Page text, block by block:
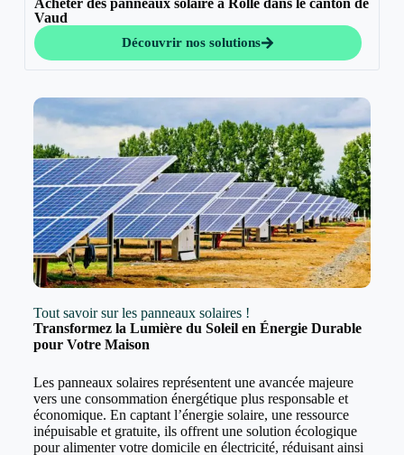
Acheter des panneaux solaire à Rolle dans le canton de
Vaud
Découvrir nos solutions
Tout savoir sur les panneaux solaires !
Transformez la Lumière du Soleil en Énergie Durable
pour Votre Maison
Les panneaux solaires représentent une avancée majeure
vers une consommation énergétique plus responsable et
économique. En captant l’énergie solaire, une ressource
inépuisable et gratuite, ils offrent une solution écologique
pour alimenter votre domicile en électricité, réduisant ainsi